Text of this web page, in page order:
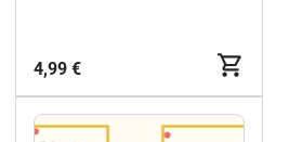
4,99 €